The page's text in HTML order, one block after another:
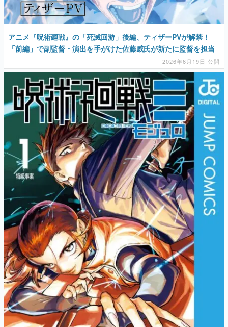
アニメ『呪術廻戦』の「死滅回游」後編、ティザーPVが解禁！
「前編」で副監督・演出を手がけた佐藤威氏が新たに監督を担当
2026年6月19日 公開